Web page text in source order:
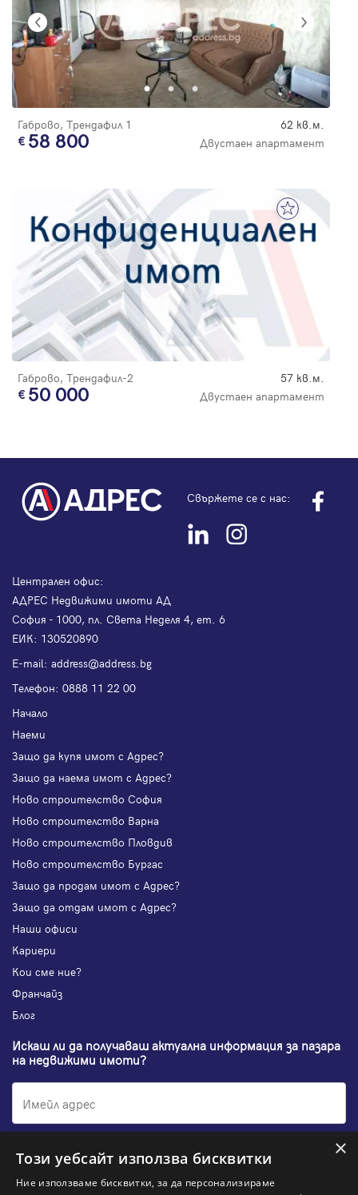
Габрово, Трендафил 1 62 кв.м.
58 800 Двустаен апартамент
Габрово, Трендафил-2 57 кв.м.
50 000 Двустаен апартамент
Свържете се с нас:
Централен офис:
АДРЕС Недвижими имоти АД
София - 1000, пл. Света Неделя 4, ет. 6
ЕИК: 130520890
Е-mail: address@address.bg
Телефон: 0888 11 22 00
Начало
Наеми
Защо да купя имот с Адрес?
Защо да наема имот с Адрес?
Ново строителство София
Ново строителство Варна
Ново строителство Пловдив
Ново строителство Бургас
Защо да продам имот с Адрес?
Защо да отдам имот с Адрес?
Наши офиси
Кариери
Кои сме ние?
Франчайз
Блог
Искаш ли да получаваш актуална информация за пазара
на недвижими имоти?
Абонирам се ×
Този уебсайт използва бисквитки
Ние използваме бисквитки, за да персонализираме